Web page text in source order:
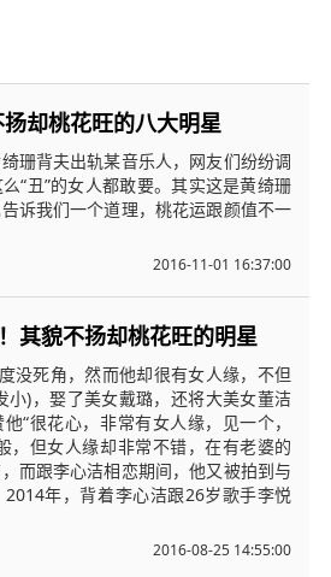
却桃花旺的八大明星
珊背夫出轨某音乐人，网友们纷纷调
“丑”的女人都敢要。其实这是黄绮珊
诉我们一个道理，桃花运跟颜值不一
2016-11-01 16:37:00
其貌不扬却桃花旺的明星
没死角，然而他却很有女人缘，不但
小)，娶了美女戴璐，还将大美女董洁
“很花心，非常有女人缘，见一个，
，但女人缘却非常不错，在有老婆的
而跟李心洁相恋期间，他又被拍到与
年，背着李心洁跟26岁歌手李悦
2016-08-25 14:55:00